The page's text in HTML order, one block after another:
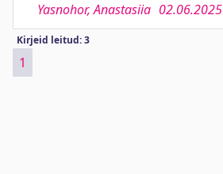
Yasnohor, Anastasiia 02.06.2025
Kirjeid leitud: 3
1